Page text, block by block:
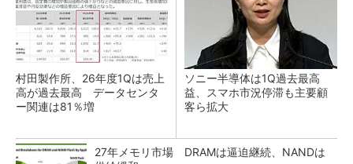
村田製作所、26年度1Qは売上
高が過去最高 データセンタ
ー関連は81％増
ソニー半導体は1Q過去最高
益、スマホ市況停滞も主要顧
客ら拡大
27年メモリ市場 DRAMは逼迫継続、NANDは